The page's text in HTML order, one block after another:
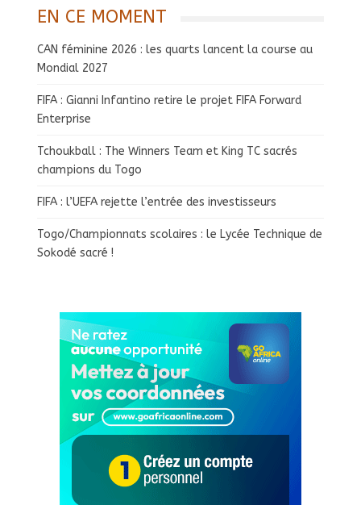
EN CE MOMENT
CAN féminine 2026 : les quarts lancent la course au
Mondial 2027
FIFA : Gianni Infantino retire le projet FIFA Forward
Enterprise
Tchoukball : The Winners Team et King TC sacrés
champions du Togo
FIFA : l’UEFA rejette l’entrée des investisseurs
Togo/Championnats scolaires : le Lycée Technique de
Sokodé sacré !